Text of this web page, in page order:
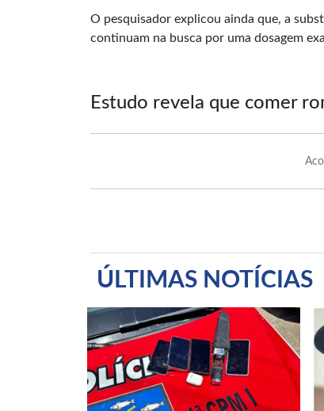
O pesquisador explicou ainda que, a
continuam na busca por uma dosagem
Estudo revela que comer
ÚLTIMAS NOTÍCIAS